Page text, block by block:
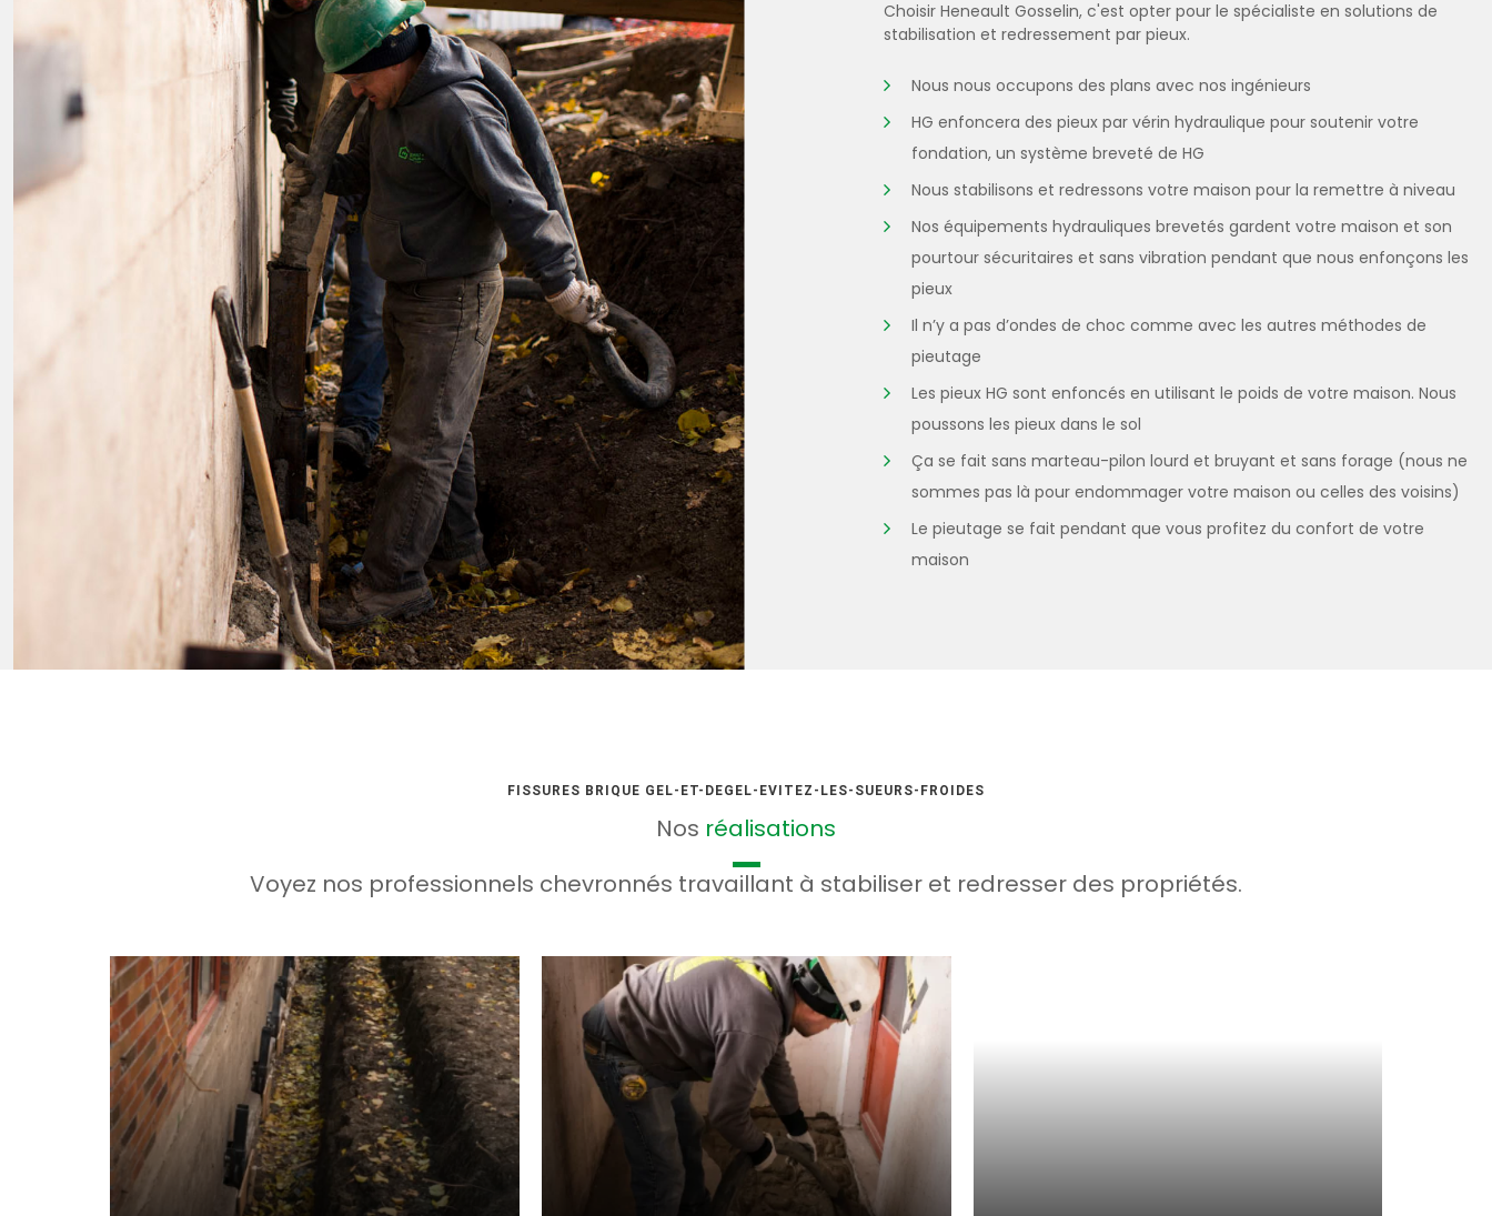
Choisir Heneault Gosselin, c'est opter pour le spécialiste en solutions de
stabilisation et redressement par pieux.
Nous nous occupons des plans avec nos ingénieurs
HG enfoncera des pieux par vérin hydraulique pour soutenir votre
fondation, un système breveté de HG
Nous stabilisons et redressons votre maison pour la remettre à niveau
Nos équipements hydrauliques brevetés gardent votre maison et son
pourtour sécuritaires et sans vibration pendant que nous enfonçons les
pieux
Il n’y a pas d’ondes de choc comme avec les autres méthodes de
pieutage
Les pieux HG sont enfoncés en utilisant le poids de votre maison. Nous
poussons les pieux dans le sol
Ça se fait sans marteau-pilon lourd et bruyant et sans forage (nous ne
sommes pas là pour endommager votre maison ou celles des voisins)
Le pieutage se fait pendant que vous profitez du confort de votre
maison
FISSURES BRIQUE GEL-ET-DEGEL-EVITEZ-LES-SUEURS-FROIDES
Nos réalisations
Voyez nos professionnels chevronnés travaillant à stabiliser et redresser des propriétés.